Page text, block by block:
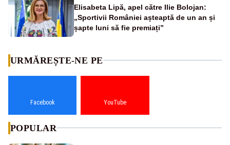
Elisabeta Lipă, apel către Ilie Bolojan:
„Sportivii României așteaptă de un an și
șapte luni să fie premiați”
URMĂREȘTE-NE PE
Facebook YouTube
POPULAR